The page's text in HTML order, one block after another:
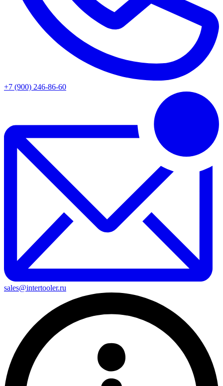
+7 (900) 246-86-60
sales@intertooler.ru